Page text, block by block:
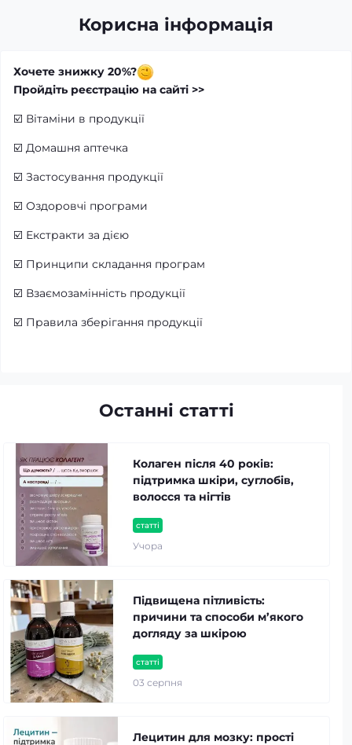
Корисна інформація
Хочете знижку 20%?
Пройдіть реєстрацію на сайті >>
☑️ Вітаміни в продукції
☑️ Домашня аптечка
☑️ Застосування продукції
☑️ Оздоровчі програми
☑️ Екстракти за дією
☑️ Принципи складання програм
☑️ Взаємозамінність продукції
☑️ Правила зберігання продукції
Останні статті
статті
Учора
Колаген після 40 років:
підтримка шкіри, суглобів,
волосся та нігтів
статті
03 серпня
Підвищена пітливість:
причини та способи м’якого
догляду за шкірою
Лецитин для мозку: прості